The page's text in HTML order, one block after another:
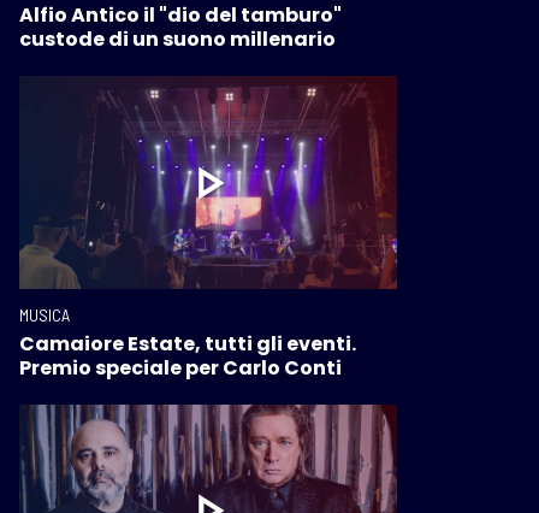
Alfio Antico il "dio del tamburo"
custode di un suono millenario
MUSICA
Camaiore Estate, tutti gli eventi.
Premio speciale per Carlo Conti